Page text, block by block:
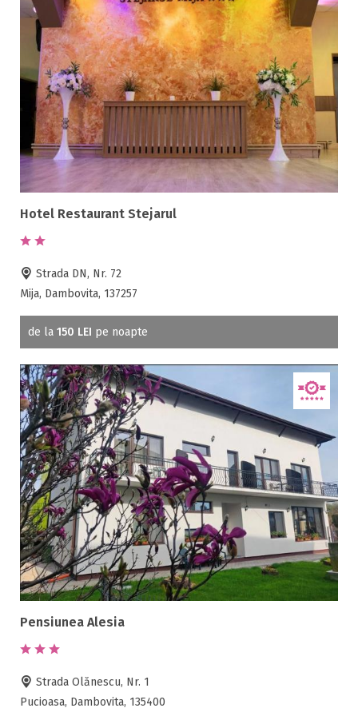
Hotel Restaurant Stejarul
Strada DN, Nr. 72
Mija, Dambovita, 137257
de la 150 LEI pe noapte
Pensiunea Alesia
Strada Olănescu, Nr. 1
Pucioasa, Dambovita, 135400